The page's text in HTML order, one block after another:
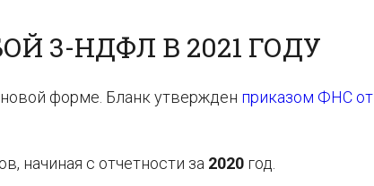
3-НДФЛ В 2021 ГОДУ
форме. Бланк утвержден приказом ФНС от
начиная с отчетности за 2020 год.